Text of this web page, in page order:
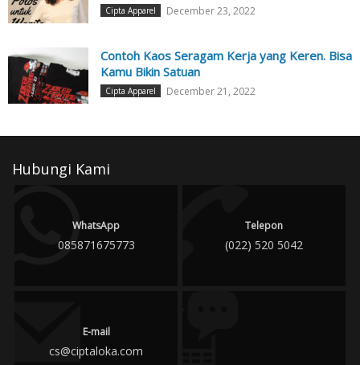
Cipta Apparel December 23, 2022
Contoh Kaos Seragam Kerja yang Keren. Bisa
Kamu Bikin Satuan
Cipta Apparel December 21, 2022
Hubungi Kami
WhatsApp
085871675773
Telepon
(022) 520 5042
E-mail
cs@ciptaloka.com